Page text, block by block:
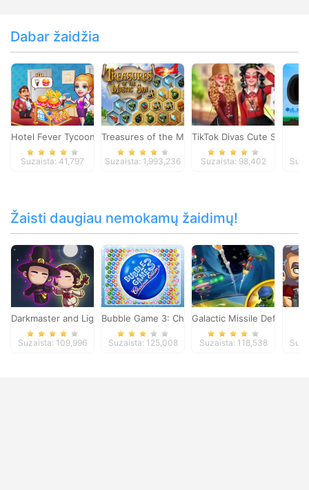
Dabar žaidžia
Hotel Fever Tycoon
Suzaista: 41,797
Treasures of the Mystic Sea
Suzaista: 1,993,236
TikTok Divas Cute School
Suzaista: 98,402
Žaisti daugiau nemokamų žaidimų!
Darkmaster and Lightmaiden
Suzaista: 109,996
Bubble Game 3: Christmas Edition
Suzaista: 125,008
Galactic Missile Defense
Suzaista: 118,538